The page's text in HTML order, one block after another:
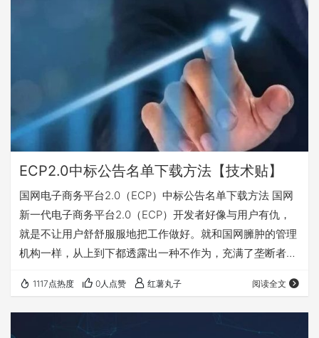
二、选择采购项目名称，点击按包查看，不要按投标人查
看。 三、在新弹出页面显示每页数据数量20这个位置，右
键点检查。 四、在右边的代码栏…
ECP2.0中标公告名单下载方法【技术贴】
国网电子商务平台2.0（ECP）中标公告名单下载方法 国网
新一代电子商务平台2.0（ECP）开发者好像与用户有仇，
就是不让用户舒舒服服地把工作做好。就和国网臃肿的管理
机构一样，从上到下都透露出一种不作为，充满了垄断者的
升级后，搜索功能极其垃圾，但不得不忍受，居然对中标公
告中的PDF文件进行了权限限制，只能预览，不让下载、复
制和打印。 下面介绍的方法，通过对一些参数的调整，可以
1117点热度 0人点赞 红薯丸子 阅读全文